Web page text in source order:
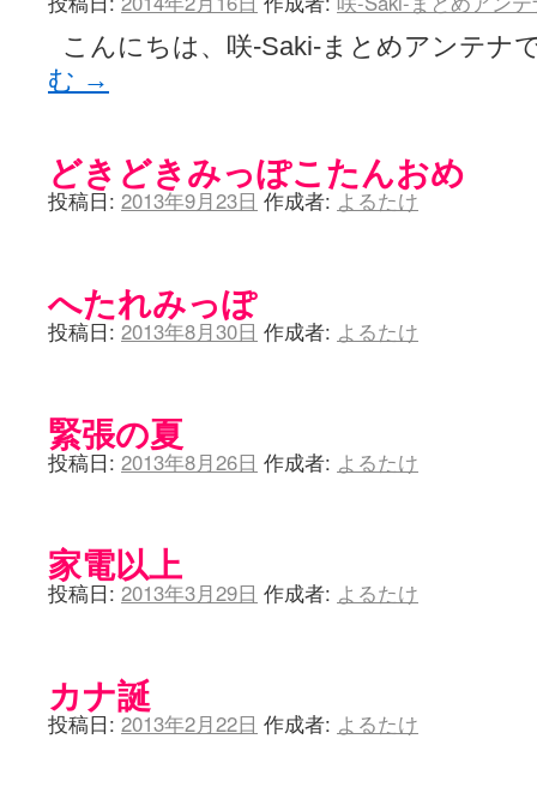
こんにちは、咲-Saki-まとめアンテ
む →
どきどきみっぽこたんおめ
投稿日: 2013年9月23日 作成者: よるたけ
へたれみっぽ
投稿日: 2013年8月30日 作成者: よるたけ
緊張の夏
投稿日: 2013年8月26日 作成者: よるたけ
家電以上
投稿日: 2013年3月29日 作成者: よるたけ
カナ誕
投稿日: 2013年2月22日 作成者: よるたけ